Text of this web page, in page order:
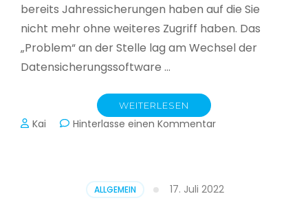
bereits Jahressicherungen haben auf die Sie
nicht mehr ohne weiteres Zugriff haben. Das
„Problem“ an der Stelle lag am Wechsel der
Datensicherungssoftware …
WEITERLESEN
Kai Hinterlasse einen Kommentarzu
Jahressicherung
ALLGEMEIN 17. Juli 2022